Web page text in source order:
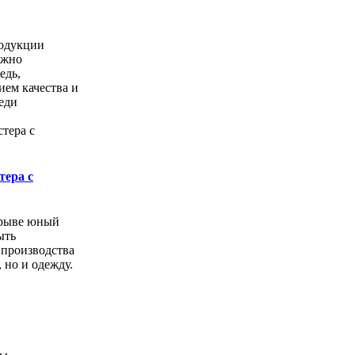
качества и
с
юный
но и одежду.